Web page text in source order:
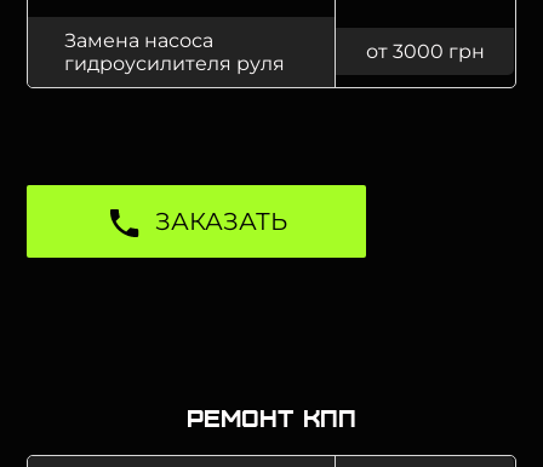
Замена насоса
гидроусилителя руля
от 3000 грн
ЗАКАЗАТЬ
Ремонт КПП